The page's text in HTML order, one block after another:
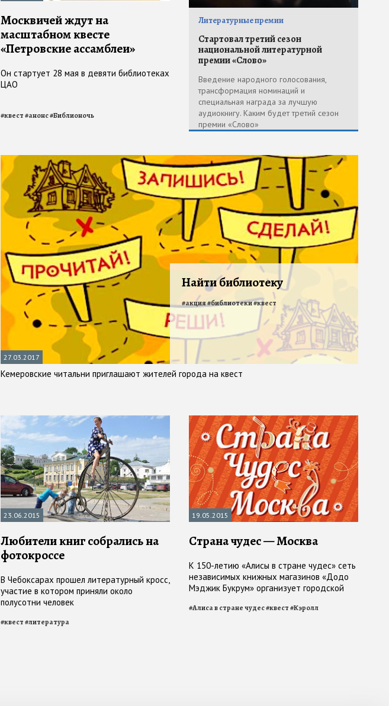
Москвичей ждут на
масштабном квесте
«Петровские ассамблеи»
Он стартует 28 мая в девяти библиотеках
ЦАО
#квест#анонс#Библионочь
Литературные премии
Стартовал третий сезон
национальной литературной
премии «Слово»
Введение народного голосования,
трансформация номинаций и
специальная награда за лучшую
аудиокнигу. Каким будет третий сезон
премии «Слово»
27.03.2017
Найти библиотеку
Кемеровские читальни приглашают жителей города на квест
#акция#библиотеки#квест
23.06.2015
Любители книг собрались на
фотокроссе
В Чебоксарах прошел литературный кросс,
участие в котором приняли около
полусотни человек
#квест#литература
19.05.2015
Страна чудес — Москва
К 150-летию «Алисы в стране чудес» сеть
независимых книжных магазинов «Додо
Мэджик Букрум» организует городской
#Алиса в стране чудес#квест#Кэролл